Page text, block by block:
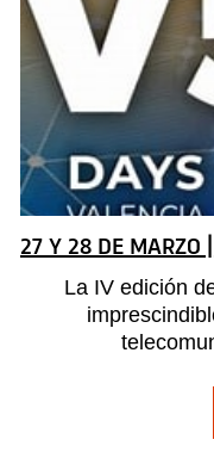
27 Y 28 DE
La IV edición